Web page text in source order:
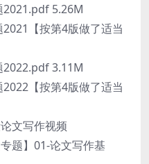
5.26M
【按第4版做了适当
3.11M
【按第4版做了适当
文写作视频
题】01-论文写作基